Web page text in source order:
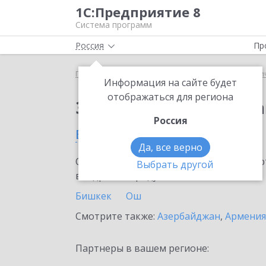
1С:Предприятие 8
Система программ
Россия
Информация на сайте будет
отображаться для региона
Россия
Да, все верно
Выбрать другой
Главная 1С:Распознавание
Заказать
в Кыргызстане
Ознакомьтесь с информационными
внедрение продукта.
Бишкек
Ош
Смотрите также: Азербайджан, Армения
Партнеры в вашем регионе: